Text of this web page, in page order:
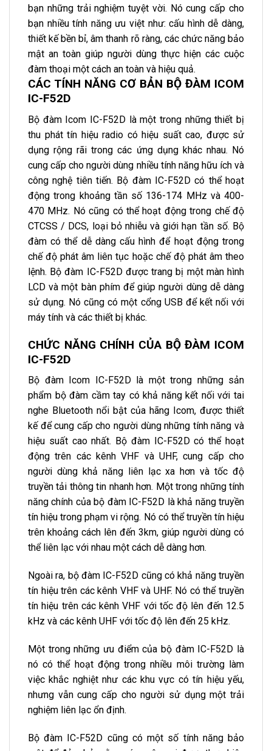
bạn những trải nghiệm tuyệt vời. Nó cung cấp cho
bạn nhiều tính năng ưu việt như: cấu hình dễ dàng,
thiết kế bền bỉ, âm thanh rõ ràng, các chức năng bảo
mật an toàn giúp người dùng thực hiện các cuộc
đàm thoại một cách an toàn và hiệu quả.
CÁC TÍNH NĂNG CƠ BẢN BỘ ĐÀM ICOM
IC-F52D
Bộ đàm Icom IC-F52D là một trong những thiết bị
thu phát tín hiệu radio có hiệu suất cao, được sử
dụng rộng rãi trong các ứng dụng khác nhau. Nó
cung cấp cho người dùng nhiều tính năng hữu ích và
công nghệ tiên tiến. Bộ đàm IC-F52D có thể hoạt
động trong khoảng tần số 136-174 MHz và 400-
470 MHz. Nó cũng có thể hoạt động trong chế độ
CTCSS / DCS, loại bỏ nhiễu và giới hạn tần số. Bộ
đàm có thể dễ dàng cấu hình để hoạt động trong
chế độ phát âm liên tục hoặc chế độ phát âm theo
lệnh. Bộ đàm IC-F52D được trang bị một màn hình
LCD và một bàn phím để giúp người dùng dễ dàng
sử dụng. Nó cũng có một cổng USB để kết nối với
máy tính và các thiết bị khác.
CHỨC NĂNG CHÍNH CỦA BỘ ĐÀM ICOM
IC-F52D
Bộ đàm Icom IC-F52D là một trong những sản
phẩm bộ đàm cầm tay có khả năng kết nối với tai
nghe Bluetooth nổi bật của hãng Icom, được thiết
kế để cung cấp cho người dùng những tính năng và
hiệu suất cao nhất. Bộ đàm IC-F52D có thể hoạt
động trên các kênh VHF và UHF, cung cấp cho
người dùng khả năng liên lạc xa hơn và tốc độ
truyền tải thông tin nhanh hơn. Một trong những tính
năng chính của bộ đàm IC-F52D là khả năng truyền
tín hiệu trong phạm vi rộng. Nó có thể truyền tín hiệu
trên khoảng cách lên đến 3km, giúp người dùng có
thể liên lạc với nhau một cách dễ dàng hơn.
Ngoài ra, bộ đàm IC-F52D cũng có khả năng truyền
tín hiệu trên các kênh VHF và UHF. Nó có thể truyền
tín hiệu trên các kênh VHF với tốc độ lên đến 12.5
kHz và các kênh UHF với tốc độ lên đến 25 kHz.
Một trong những ưu điểm của bộ đàm IC-F52D là
nó có thể hoạt động trong nhiều môi trường làm
việc khắc nghiệt như các khu vực có tín hiệu yếu,
nhưng vẫn cung cấp cho người sử dụng một trải
nghiệm liên lạc ổn định.
Bộ đàm IC-F52D cũng có một số tính năng bảo